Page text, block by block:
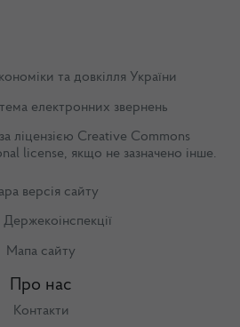
та довкілля України
електронних звернень
ліцензією Creative Commons
license, якщо не зазначено інше.
версія сайту
Мапа сайту
Про нас
Контакти